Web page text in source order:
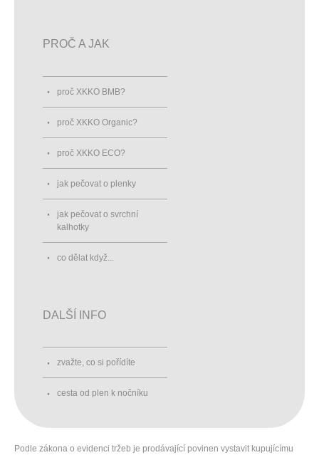
PROČ A JAK
proč XKKO BMB?
proč XKKO Organic?
proč XKKO ECO?
jak pečovat o plenky
jak pečovat o svrchní
kalhotky
co dělat když...
DALŠÍ INFO
zvažte, co si pořídíte
cesta od plen k nočníku
Podle zákona o evidenci tržeb je prodávající povinen vystavit kupujícímu